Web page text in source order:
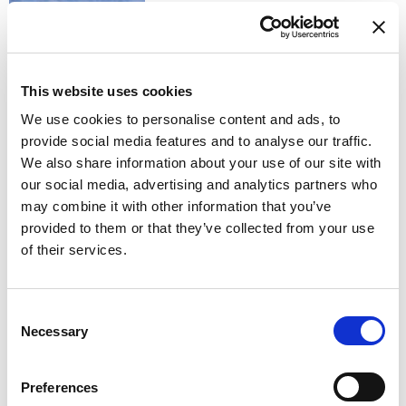
This website uses cookies
We use cookies to personalise content and ads, to
provide social media features and to analyse our traffic.
We also share information about your use of our site with
our social media, advertising and analytics partners who
may combine it with other information that you’ve
provided to them or that they’ve collected from your use
of their services.
Selection
Necessary
Preferences
PN - PERVINCA NOTTURNA
RS - ROSA SUSSURRO